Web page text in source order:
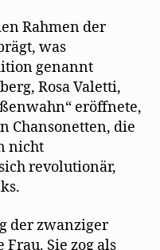
Rahmen der
was
genannt
Rosa Valetti,
eröffnete,
Chansonetten, die
nicht
revolutionär,
der zwanziger
Sie zog als